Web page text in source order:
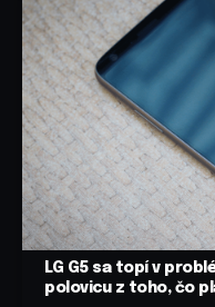
LG G5 sa topí v
polovicu z toho, čo